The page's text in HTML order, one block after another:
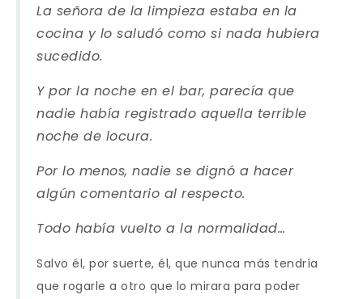
La señora de la limpieza estaba en la
cocina y lo saludó como si nada hubiera
sucedido.
Y por la noche en el bar, parecía que
nadie había registrado aquella terrible
noche de locura.
Por lo menos, nadie se dignó a hacer
algún comentario al respecto.
Todo había vuelto a la normalidad…
Salvo él, por suerte, él, que nunca más tendría
que rogarle a otro que lo mirara para poder